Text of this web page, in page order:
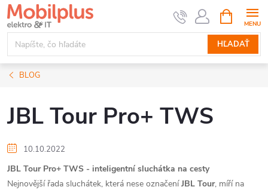
Prejsť
na
obsah
HĽADAŤ
KOŠÍK
BLOG
JBL Tour Pro+ TWS
10.10.2022
JBL Tour Pro+ TWS - inteligentní sluchátka na cesty
Nejnovější řada sluchátek, která nese označeníJBL Tour, míří na